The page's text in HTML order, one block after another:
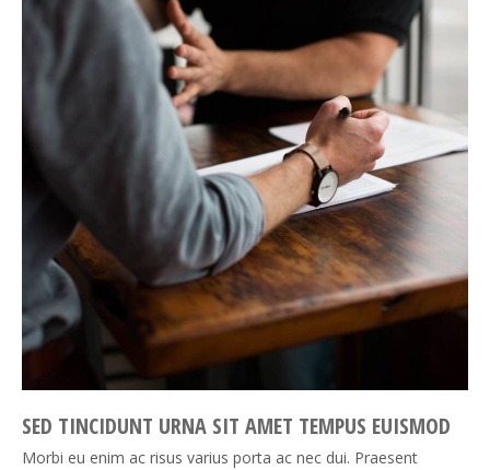
SED TINCIDUNT URNA SIT AMET TEMPUS EUISMOD
Morbi eu enim ac risus varius porta ac nec dui. Praesent